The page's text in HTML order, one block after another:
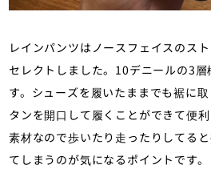
レインパンツはノースフェイスのス
セレクトしました。10デニールの3
す。シューズを履いたままでも裾に
タンを開口して履くことができて便
素材なので歩いたり走ったりしてる
てしまうのが気になるポイントです。